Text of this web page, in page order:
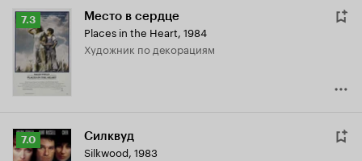
Рейтинг
Кинопоиска
7.3
7.3 Место в сердце
Places in the Heart, 1984
Художник по декорациям
Рейтинг
Кинопоиска
7.0 Силквуд
Silkwood, 1983